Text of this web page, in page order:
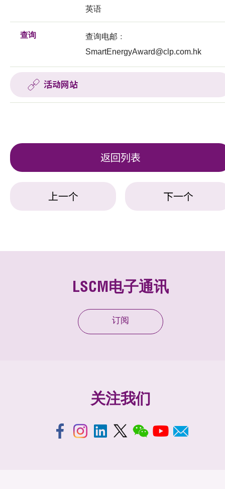
英语
查询
查询电邮﹕
SmartEnergyAward@clp.com.hk
活动网站
返回列表
上一个 下一个
LSCM电子通讯
订阅
关注我们